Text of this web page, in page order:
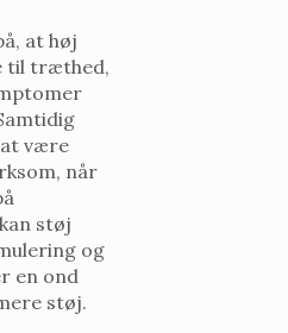
at høj
til træthed,
være
når
støj
og
en ond
støj.